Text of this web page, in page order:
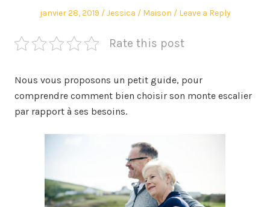
Posted
janvier 28, 2019 Author
Jessica
Posted
Maison Leave a Reply
Rate this post
Nous vous proposons un petit guide, pour
comprendre comment bien choisir son monte escalier
par rapport à ses besoins.